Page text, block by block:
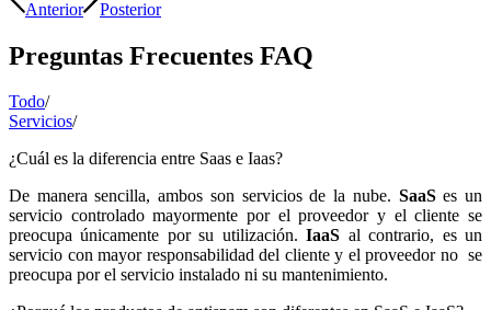
Anterior Posterior
Preguntas Frecuentes FAQ
Todo/
Servicios/
¿Cuál es la diferencia entre Saas e Iaas?
De manera sencilla, ambos son servicios de la nube. SaaSes un
servicio controlado mayormente por el proveedor y el cliente se
preocupa únicamente por su utilización.IaaS al contrario, es un
servicio con mayor responsabilidad del cliente y el proveedor no se
preocupa por el servicio instalado ni su mantenimiento.